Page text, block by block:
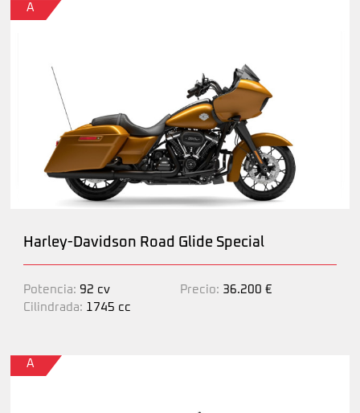
A
Harley-Davidson Road Glide Special
Potencia: 92 cv
Cilindrada: 1745 cc
Precio: 36.200 €
A